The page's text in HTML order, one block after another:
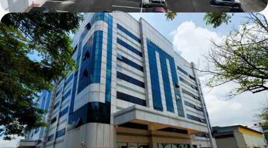
Chai Chee Lane